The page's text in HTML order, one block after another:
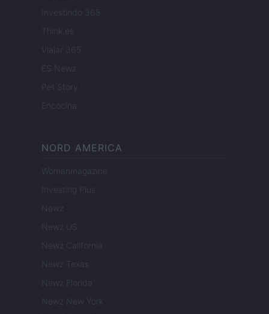
Investindo 365
Think.es
Viajar 365
ES Newz
Pet Story
Encocina
NORD AMERICA
Womanmagazine
Investing Plus
Newz
Newz US
Newz California
Newz Texas
Newz Florida
Newz New York